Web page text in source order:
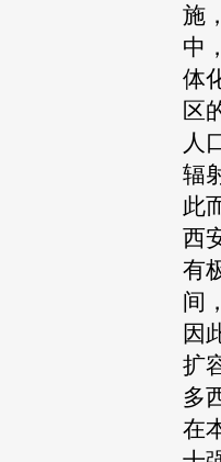
施
中
体
区
人
辐
此
西
有
间
因
扩
多
在